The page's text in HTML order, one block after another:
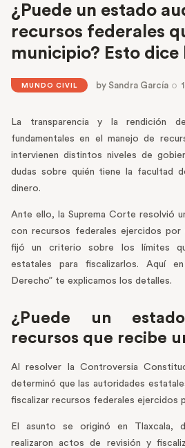
¿Puede un estado
recursos federales
municipio? Esto
MUNDO CIVIL bySandra García
La transparencia y la rendición
fundamentales en el manejo de
intervienen distintos niveles de
dudas sobre quién tiene la facultad
dinero.
Ante ello, la Suprema Corte resolvió
con recursos federales ejercidos por
fijó un criterio sobre los límites
estatales para fiscalizarlos. Aquí
Derecho” te explicamos los detalles.
¿Puede un
recursos que recibe
Al resolver la Controversia
determinó que las autoridades
fiscalizar recursos federales ejercidos
El asunto se originó en Tlaxcala,
realizaron actos de revisión y